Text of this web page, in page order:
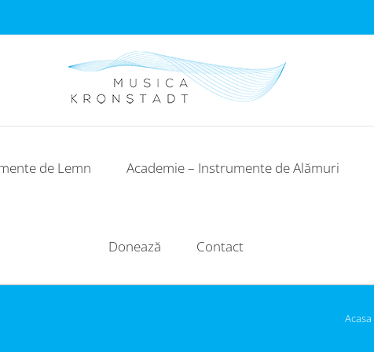
de Lemn Academie – Instrumente de Alămuri
Donează Contact
Acasa